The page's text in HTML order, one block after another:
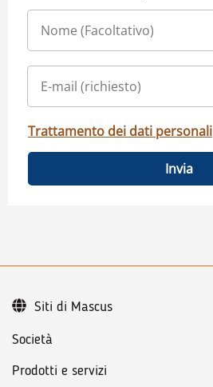
Trattamento dei dati personali
Invia
Società
Prodotti e servizi
Siti di Mascus